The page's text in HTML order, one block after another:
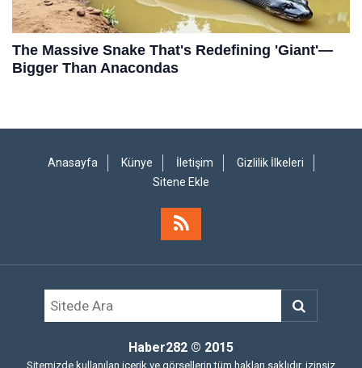
Anasayfa Künye İletişim
Gizlilik İlkeleri
Sitene Ekle
Haber282 © 2015
Sitemizde kullanılan içerik ve görsellerin tüm hakları saklıdır, izinsiz